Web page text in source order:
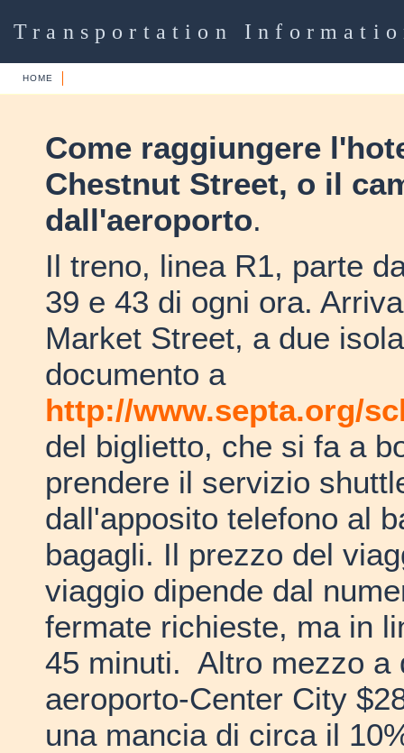
Transportation
HOME
Come raggiungere
Chestnut Street, o il
dall'aeroporto.
Il treno, linea R1, parte
39 e 43 di ogni ora.
Market Street, a due
documento a
http://www.septa.org/
del biglietto, che si fa a
prendere il servizio
dall'apposito telefono al
bagagli. Il prezzo del
viaggio dipende dal
fermate richieste, ma in
45 minuti. Altro mezzo a
aeroporto-Center City
una mancia di circa il